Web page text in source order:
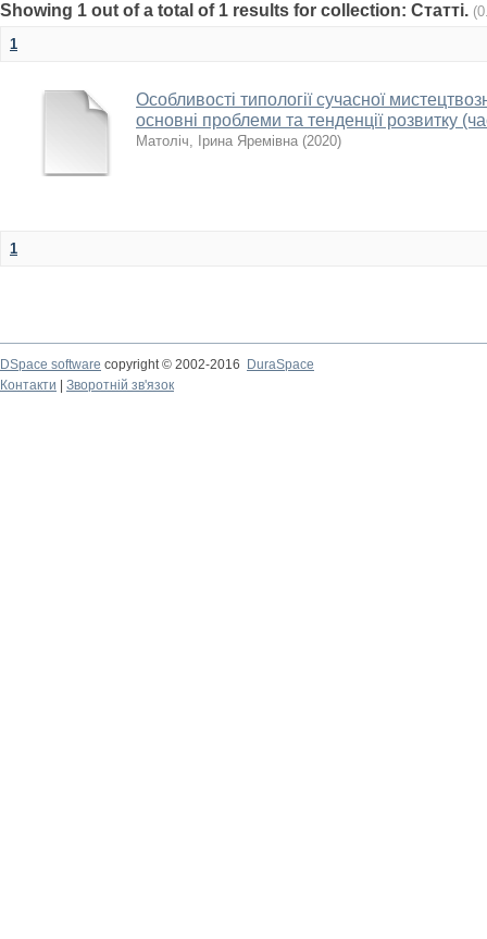
Showing 1 out of a total of 1 results for collection: Статті.
1
Особливості типології сучасної
основні проблеми та тенденції розвитку
Матоліч, Ірина Яремівна (2020)
1
DSpace software copyright © 2002-2016
DuraSpace
Контакти
Зворотній зв'язок